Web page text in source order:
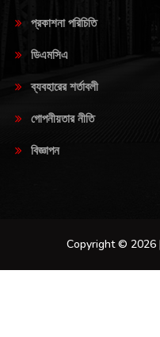
প্রকাশনা পরিচিতি
ডিএমসিএ
ব্যবহারের শর্তাবলী
গোপনীয়তার নীতি
বিজ্ঞাপন
Copyright © 2026